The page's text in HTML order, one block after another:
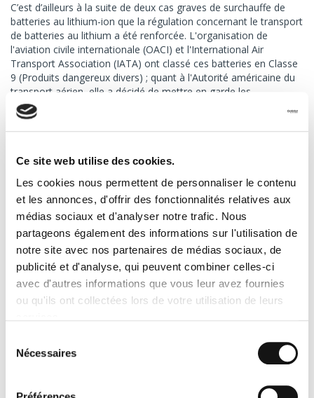
Ce site web utilise des cookies.
Les cookies nous permettent de personnaliser le contenu
et les annonces, d'offrir des fonctionnalités relatives aux
médias sociaux et d'analyser notre trafic. Nous
partageons également des informations sur l'utilisation de
notre site avec nos partenaires de médias sociaux, de
publicité et d'analyse, qui peuvent combiner celles-ci
avec d'autres informations que vous leur avez fournies
ou qu'ils ont collectées lors de votre utilisation de leurs
Nécessaires
C’est d’ailleurs à la suite de deux cas graves de surchauffe de
batteries au lithium-ion que la régulation concernant le transport
de batteries au lithium a été renforcée. L'organisation de
l'aviation civile internationale (OACI) et l'International Air
Transport Association (IATA) ont classé ces batteries en Classe
9 (Produits dangereux divers) ; quant à l'Autorité américaine du
transport aérien, elle a décidé de mettre en garde les
compagnies aériennes contre le transport de batteries au
lithium.
maximum le transport aérien des batteries au lithium
interdiction de transporter des piles au lithium en vrac dans les
avions
obligation d'étiqueter « envoi de matières dangereuses » les
colis ou palette contenant des piles au lithium
autorisation des batteries insérées dans l'appareil (à condition
qu'elles soient en bon état)
Chez Transport Express,
nous ne transportons pas les
partie, bien sûr. En revanche, la bonne nouvelle, c'est quenous